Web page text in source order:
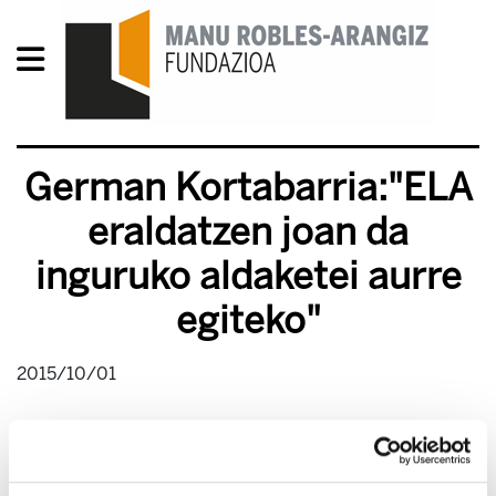
German Kortabarria:"ELA
eraldatzen joan da
inguruko aldaketei aurre
egiteko"
2015/10/01